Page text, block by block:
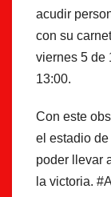
acudir
con su
viernes 5 de
13:00.
Con este
el estadio
poder llevar
la victoria.